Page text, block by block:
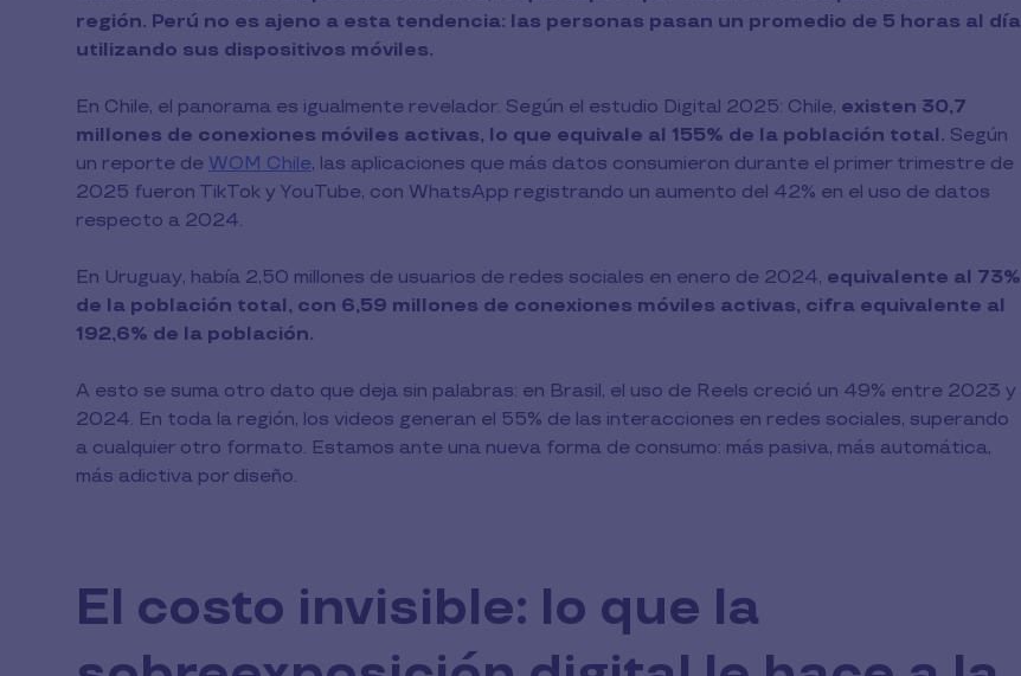
región. Perú no es ajeno a esta tendencia: las personas pasan un promedio de 5 horas al día
utilizando sus dispositivos móviles.
En Chile, el panorama es igualmente revelador. Según el estudio Digital 2025: Chile, existen 30,7
millones de conexiones móviles activas, lo que equivale al 155% de la población total. Según
un reporte de WOM Chile, las aplicaciones que más datos consumieron durante el primer trimestre de
2025 fueron TikTok y YouTube, con WhatsApp registrando un aumento del 42% en el uso de datos
respecto a 2024.
En Uruguay, había 2,50 millones de usuarios de redes sociales en enero de 2024, equivalente al 73%
de la población total, con 6,59 millones de conexiones móviles activas, cifra equivalente al
192,6% de la población.
A esto se suma otro dato que deja sin palabras: en Brasil, el uso de Reels creció un 49% entre 2023 y
2024. En toda la región, los videos generan el 55% de las interacciones en redes sociales, superando
a cualquier otro formato. Estamos ante una nueva forma de consumo: más pasiva, más automática,
más adictiva por diseño.
El costo invisible: lo que la